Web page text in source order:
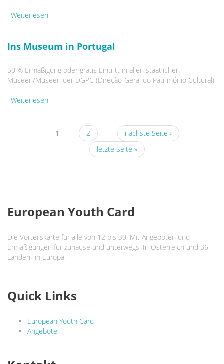
Weiterlesen
Ins Museum in Portugal
50 % Ermäßigung oder gratis Eintritt in allen staatlichen
Museen/Museen der DGPC (Direção-Geral do Património Cultural)
Weiterlesen
1 2
nächste Seite ›
letzte Seite »
European Youth Card
Die Vorteilskarte für alle von 12 bis 30. Mit Angeboten und
Ermäßigungen für zuhause und unterwegs. In Österreich und 36
Ländern in Europa.
Quick Links
European Youth Card
Angebote